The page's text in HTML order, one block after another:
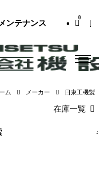
ンテナンス
0
ム メーカー 日東工機製
在庫一覧
工作機械